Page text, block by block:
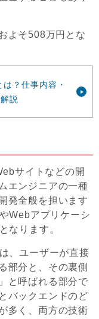
よそ508万円とな
？仕事内容・
説
サイトなどの開
エンジニアの一種
発全般を担います
Webアプリケーシ
なります。
、ユーザーが直接
部分と、その裏側
と呼ばれる部分で
バックエンドのど
多く、両方の技術